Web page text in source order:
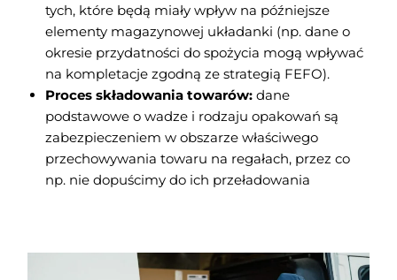
tych, które będą miały wpływ na późniejsze
elementy magazynowej układanki (np. dane o
okresie przydatności do spożycia mogą wpływać
na kompletacje zgodną ze strategią FEFO).
Proces składowania towarów:dane
podstawowe o wadze i rodzaju opakowań są
zabezpieczeniem w obszarze właściwego
przechowywania towaru na regałach, przez co
np. nie dopuścimy do ich przeładowania